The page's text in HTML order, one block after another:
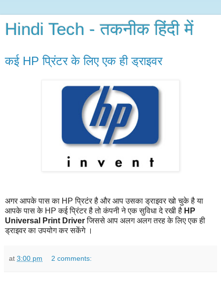
Hindi Tech - तकनीक हिंदी में
कई HP प्रिंटर के लिए एक ही ड्राइवर
अगर आपके पास का HP प्रिटंर है और आप उसका ड्राइवर खो चुके है या
आपके पास के HP कई प्रिंटर है तो कंपनी ने एक सुविधा दे रखी है HP
Universal Print Driverजिससे आप अलग अलग तरह के लिए एक ही
ड्राइवर का उपयोग कर सकेंगे ।
at 3:00 pm 2 comments: